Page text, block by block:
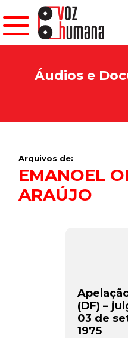
Áudios e
Arquivos de:
EMANOEL
ARAÚJO
(DF) –
03 de
1975